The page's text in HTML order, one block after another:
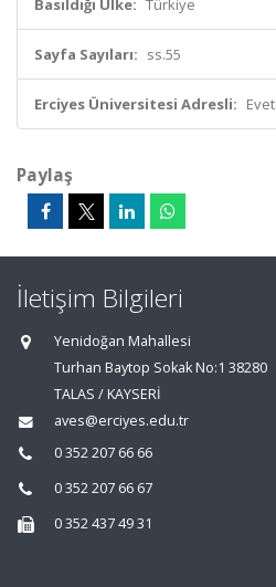
Basıldığı Ülke: Türkiye
Sayfa Sayıları: ss.55
Erciyes Üniversitesi Adresli: Evet
Paylaş
İletişim Bilgileri
Yenidoğan Mahallesi
Turhan Baytop Sokak No:1 38280
TALAS / KAYSERİ
aves@erciyes.edu.tr
0 352 207 66 66
0 352 207 66 67
0 352 437 49 31